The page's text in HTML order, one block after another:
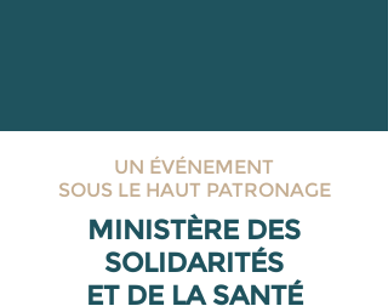
UN ÉVÉNEMENT
SOUS LE HAUT PATRONAGE
MINISTÈRE DES
SOLIDARITÉS
ET DE LA SANTÉ